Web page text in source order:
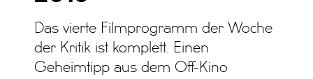
Das vierte Filmprogramm der Woche
der Kritik ist komplett. Einen
Geheimtipp aus dem Off-Kino